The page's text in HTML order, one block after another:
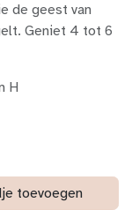
de geest van
Geniet 4 tot 6
H
toevoegen